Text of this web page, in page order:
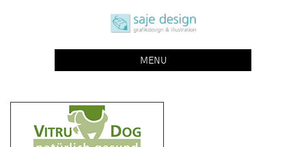
saje design bonn
grafikdesign | buchgestaltung | illustration
MENU